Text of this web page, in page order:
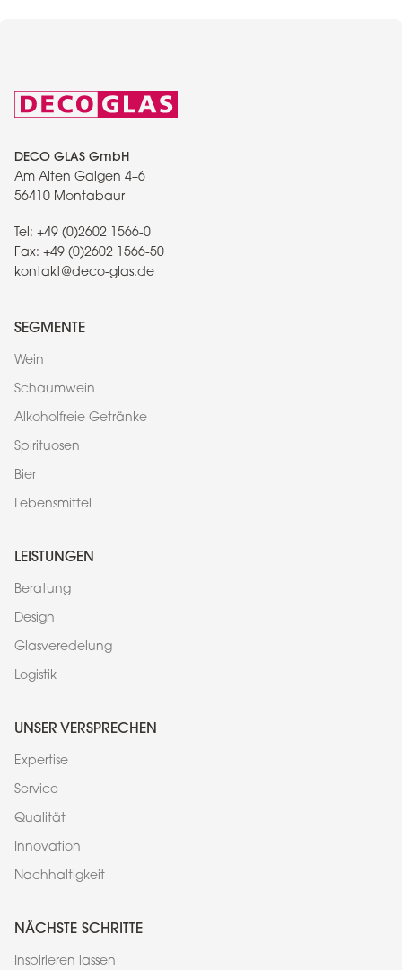
DECO GLAS GmbH
Am Alten Galgen 4–6
56410 Montabaur
Tel: +49 (0)2602 1566-0
Fax: +49 (0)2602 1566-50
kontakt@deco-glas.de
SEGMENTE
Wein
Schaumwein
Alkoholfreie Getränke
Spirituosen
Bier
Lebensmittel
LEISTUNGEN
Beratung
Design
Glasveredelung
Logistik
UNSER VERSPRECHEN
Expertise
Service
Qualität
Innovation
Nachhaltigkeit
NÄCHSTE SCHRITTE
Inspirieren lassen